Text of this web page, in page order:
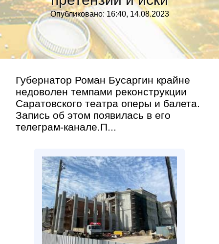
Опубликовано: 16:40, 14.08.2023
Губернатор Роман Бусаргин крайне
недоволен темпами реконструкции
Саратовского театра оперы и балета.
Запись об этом появилась в его
телеграм-канале.П...
Правила
Контакт»